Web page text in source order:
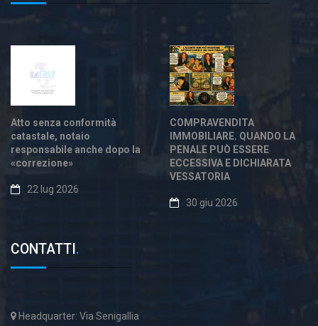
Atto senza conformità
catastale, notaio
responsabile anche dopo la
«correzione»
22 lug 2026
COMPRAVENDITA
IMMOBILIARE. QUANDO LA
PENALE PUÒ ESSERE
ECCESSIVA E DICHIARATA
VESSATORIA
30 giu 2026
CONTATTI .
Headquarter: Via Senigallia